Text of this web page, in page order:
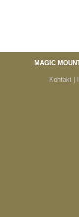
MAGIC
Kontakt |